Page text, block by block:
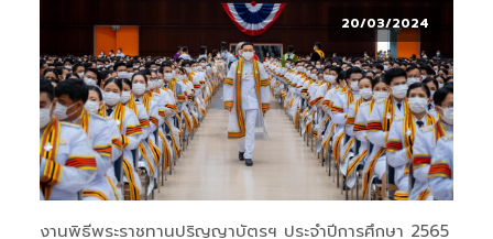
20/03/2024
งานพิธีพระราชทานปริญญาบัตรฯ ประจำปีการศึกษา 2565